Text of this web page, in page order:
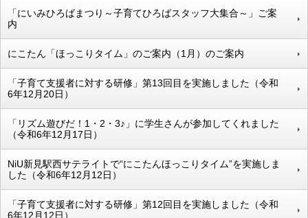
「にいみひろばまつり～子育てひろばスタッフ大集合～」ご案
内
にこたん「ほっこりタイム」のご案内（1月）のご案内
「子育て支援者に対する研修」第13回目を実施しました（令和
6年12月20日）
「リズム遊びだ！1・2・3♪」に学生さんが参加してくれました
（令和6年12月17日）
NiU新見駅西サテライトで“にこたんほっこりタイム”を実施しま
した（令和6年12月12日）
「子育て支援者に対する研修」第12回目を実施しました（令和
6年12月12日）